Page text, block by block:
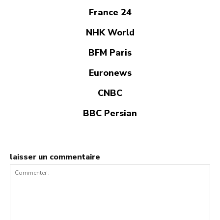
France 24
NHK World
BFM Paris
Euronews
CNBC
BBC Persian
laisser un commentaire